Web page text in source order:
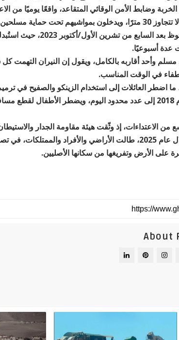
وضابط الأمن الوقائي المتقاعد، واقعًا يوميًا من
مسلحين.
ويؤكد أن الاعتداءات تصاعدت بشكل ملحوظ بعد
عدة أسبوعيًا.
وأحد أقاربه بالكامل، ويقول إن النيران التهمت
في الوقت المناسب.
ما اضطر العائلات إلى استخدام الزينكو والصفيح في
عدد العائلات في الخربة من 14 عائلة عام 2018 إلى عدد محدود اليوم، ويضطر
من قبل قوات الاحتلال والمستعمرين خلال عام 2025، طالت الأراضي والأفراد
على الأرض وتفريغها من سكانها الأصليين.
About